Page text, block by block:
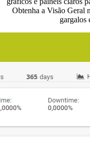
Obtenha a Visão Geral
gargalos